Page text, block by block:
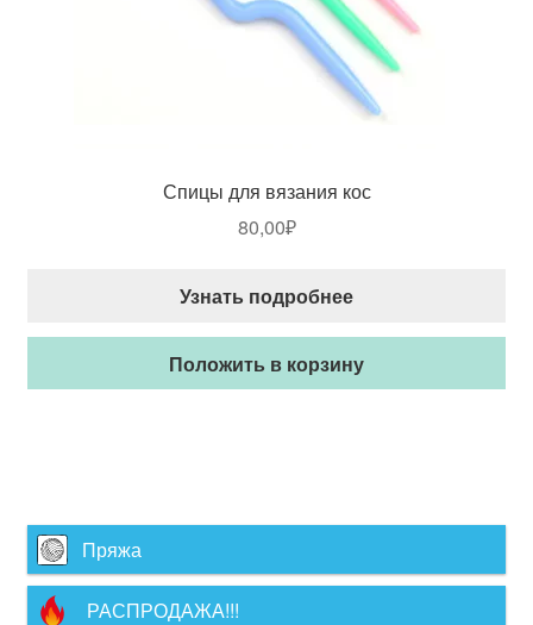
Спицы для вязания кос
80,00₽
Узнать подробнее
Положить в корзину
Пряжа
РАСПРОДАЖА!!!